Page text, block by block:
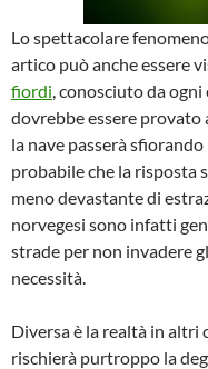
Lo spettacolare
artico può anche essere
fiordi , conosciuto da
dovrebbe essere
la nave passerà
probabile che la risposta
meno devastante di
norvegesi sono infatti
strade per non invadere
necessità.
Diversa è la realtà in
rischierà purtroppo la